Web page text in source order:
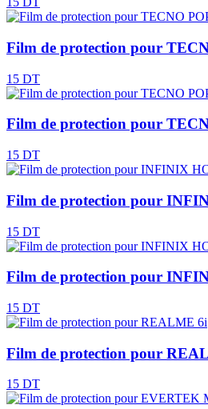
Film de protection pour
15 DT
Film de protection pour
15 DT
Film de protection pour
15 DT
Film de protection pour
15 DT
Film de protection pour
15 DT